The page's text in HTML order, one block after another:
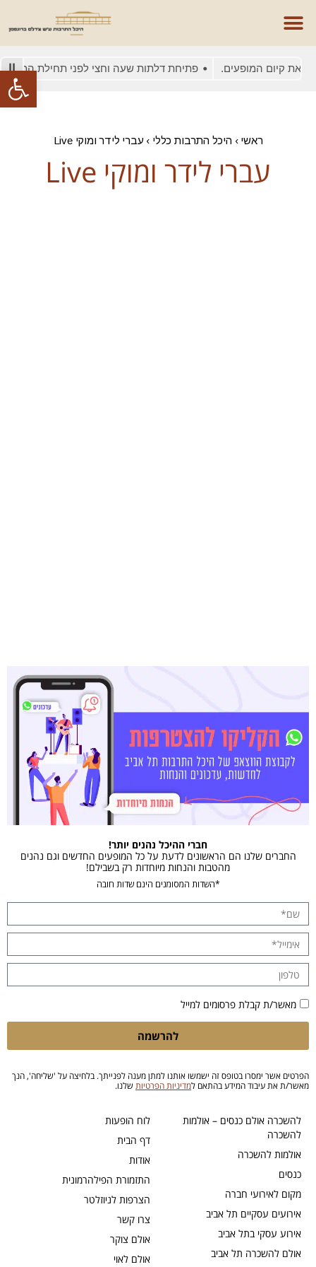
פתח את קיום המופעים. פתיחת דלתות שעה וחצי לפני תחילת המופע
ראשי › היכל התרבות כללי › עברי לידר ומוקי Live
עברי לידר ומוקי Live
לוח הופעות
דף הבית
אודות
התזמורת הפילהרמונית
הצרפות לניוזלטר
צרו קשר
אולם צוקר
אולם לאוי
להשכרה אולם כנסים – אולמות
להשכרה
אולמות להשכרה
כנסים
מקום לאירועי חברה
אירועים עסקיים תל אביב
אירוע עסקי בתל אביב
אולם להשכרה תל אביב
חברי ההיכל נהנים יותר!
החברים שלנו הם הראשונים לדעת על כל המופעים החדשים וגם נהנים
מהטבות והנחות מיוחדות רק בשבילם!
*השדות המסומנים הינם שדות חובה
מאשר/ת קבלת פרסומים למייל
להרשמה
הפרטים אשר ימסרו בטופס זה ישמשו אותנו למתן מענה לפנייתך. בלחיצה על 'שליחה', הנך
מאשר/ת את עיבוד המידע בהתאם למדיניות הפרטיות שלנו.